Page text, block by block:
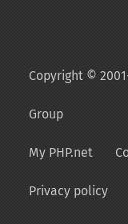
Copyright ©
Group
My PHP.net
Privacy policy